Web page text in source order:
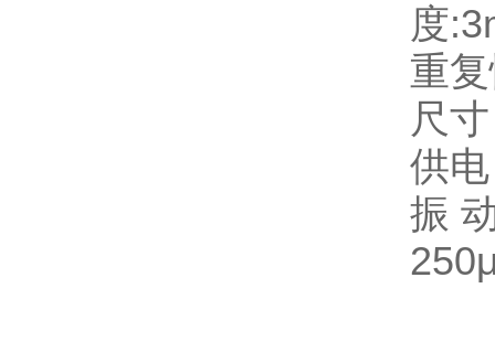
度
重
尺
供
振